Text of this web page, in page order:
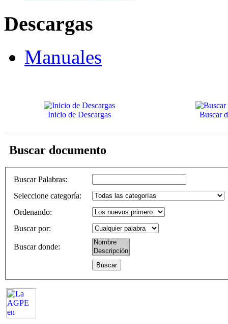
Descargas
Manuales
Inicio de Descargas Buscar
Buscar documento
Buscar Palabras:
Seleccione categoría:
Ordenando:
Buscar por:
Buscar donde: